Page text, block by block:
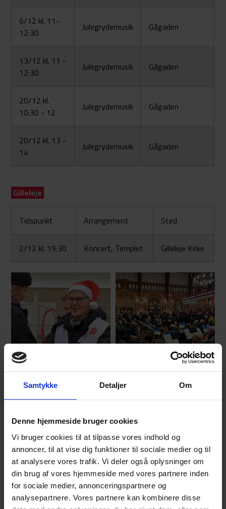
Samtykke Detaljer Om
Denne hjemmeside bruger cookies
Vi bruger cookies til at tilpasse vores indhold og
annoncer, til at vise dig funktioner til sociale medier og til
at analysere vores trafik. Vi deler også oplysninger om
din brug af vores hjemmeside med vores partnere inden
for sociale medier, annonceringspartnere og
analysepartnere. Vores partnere kan kombinere disse
6/12 kl. 11-
12:30
Julegrydemusik Gågaden
13/12 kl. 11 -
12:30
Julegrydemusik Gågaden
20/12 kl.
10:30 - 12
Julegrydemusik Gågaden
20/12 kl. 13 -
14
Julegrydemusik Gågaden
Gilleleje
Tidspunkt Arrangement Sted
2/12 kl. 19:30 Koncert, Templet Gilleleje Kirke